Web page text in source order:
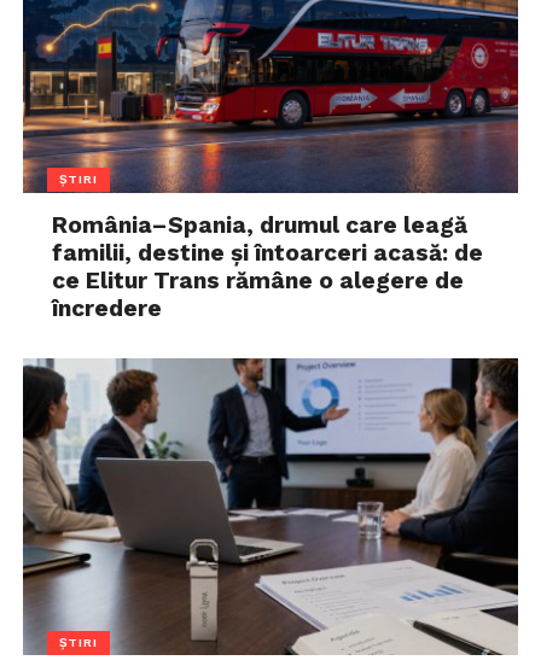
ȘTIRI
România–Spania, drumul care leagă
familii, destine și întoarceri acasă: de
ce Elitur Trans rămâne o alegere de
încredere
ȘTIRI